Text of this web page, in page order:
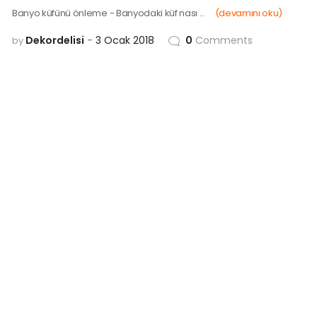
Banyo küfünü önleme - Banyodaki küf nası ... (devamını oku)
by Dekordelisi 3 Ocak 2018 0 Comments